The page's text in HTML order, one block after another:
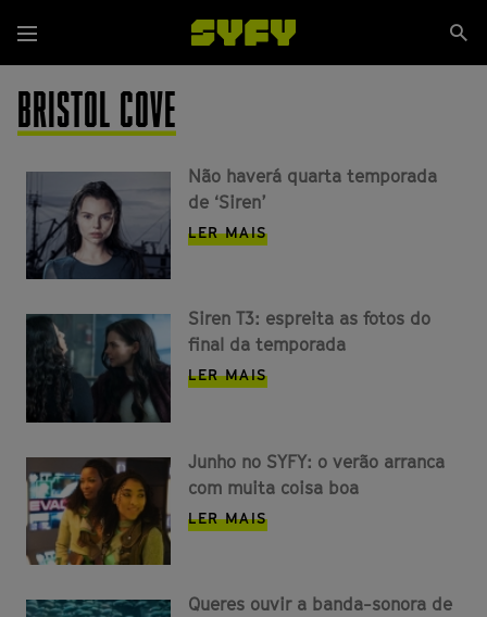
para
o
conteúdo
principal
Menu
BRISTOL COVE
Não haverá quarta temporada
de ‘Siren’
LER MAIS
Siren T3: espreita as fotos do
final da temporada
LER MAIS
Junho no SYFY: o verão arranca
com muita coisa boa
LER MAIS
Queres ouvir a banda-sonora de